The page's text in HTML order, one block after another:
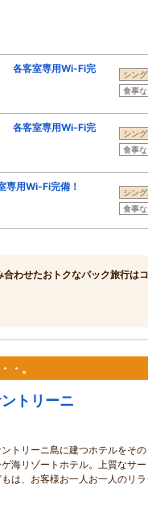
各客室専用Wi-Fi完
シン
食事な
各客室専用Wi-Fi完
シン
食事な
用Wi-Fi完備！
シン
食事な
わせたおトクなパック旅行は
・。
トリーニ
トリーニ島に建つホテルをその
海リゾートホテル。上質なサ
は、お客様お一人お一人のリ